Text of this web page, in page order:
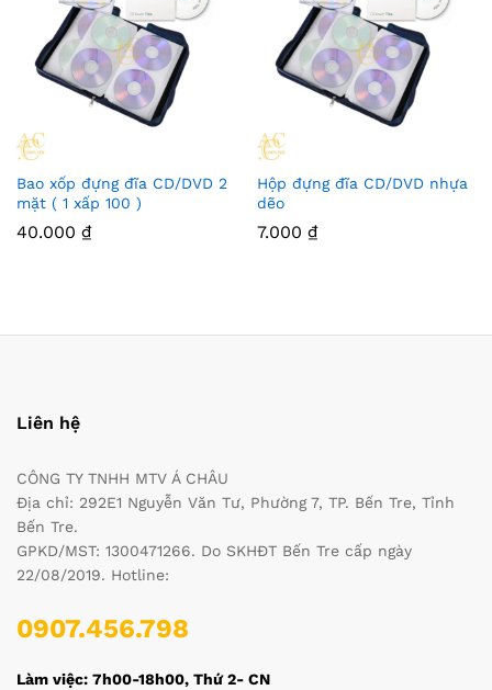
Bao xốp đựng đĩa CD/DVD 2
mặt ( 1 xấp 100 )
40.000 ₫
Hộp đựng đĩa CD/DVD nhựa
dẽo
7.000 ₫
Liên hệ
CÔNG TY TNHH MTV Á CHÂU
Địa chỉ: 292E1 Nguyễn Văn Tư, Phường 7, TP. Bến Tre, Tỉnh
Bến Tre.
GPKD/MST: 1300471266. Do SKHĐT Bến Tre cấp ngày
22/08/2019. Hotline:
0907.456.798
Làm việc: 7h00-18h00, Thứ 2- CN